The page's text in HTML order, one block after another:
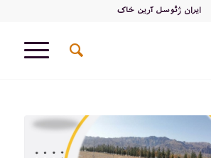
ایران ژئوسل آرین خاک